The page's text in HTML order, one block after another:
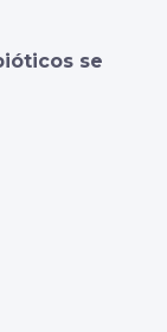
se